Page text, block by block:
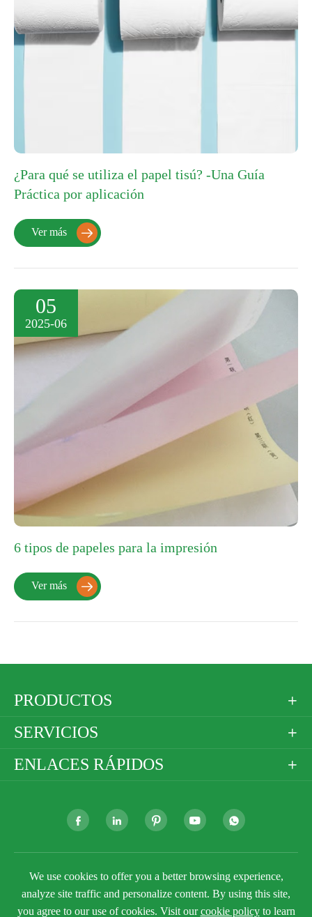
¿Para qué se utiliza el papel tisú? -Una Guía
Práctica por aplicación
Ver más 
05
2025-06
6 tipos de papeles para la impresión
Ver más 
PRODUCTOS 
SERVICIOS 
ENLACES RÁPIDOS 
    
Derechos DE AUTOR ©Golden Paper Company
LimitedTodos los derechos reservados.
Sitemap
Política de privacidad

We use cookies to offer you a better browsing experience,
analyze site traffic and personalize content. By using this site,
you agree to our use of cookies. Visit ourcookie policyto learn